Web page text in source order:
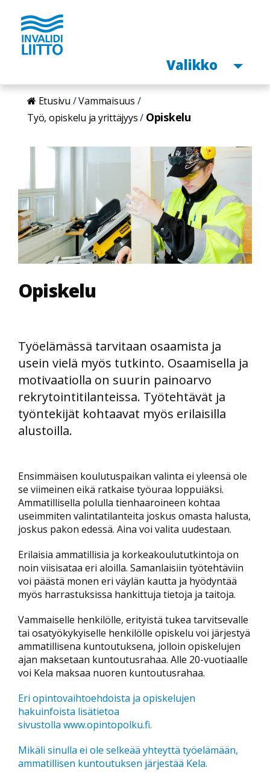
Hyppää
pääsisältöön
Avaa
Valikko
Etusivu
Vammaisuus
Työ, opiskelu ja yrittäjyys
Opiskelu
Opiskelu
Työelämässä tarvitaan osaamista ja
usein vielä myös tutkinto. Osaamisella ja
motivaatiolla on suurin painoarvo
rekrytointitilanteissa. Työtehtävät ja
työntekijät kohtaavat myös erilaisilla
alustoilla.
Ensimmäisen koulutuspaikan valinta ei yleensä ole
se viimeinen eikä ratkaise työuraa loppuiäksi.
Ammatillisella polulla tienhaaroineen kohtaa
useimmiten valintatilanteita joskus omasta halusta,
joskus pakon edessä. Aina voi valita uudestaan.
Erilaisia ammatillisia ja korkeakoulututkintoja on
noin viisisataa eri aloilla. Samanlaisiin työtehtäviin
voi päästä monen eri väylän kautta ja hyödyntää
myös harrastuksissa hankittuja tietoja ja taitoja.
Vammaiselle henkilölle, erityistä tukea tarvitsevalle
tai osatyökykyiselle henkilölle opiskelu voi järjestyä
ammatillisena kuntoutuksena, jolloin opiskelujen
ajan maksetaan kuntoutusrahaa. Alle 20-vuotiaalle
voi Kela maksaa nuoren kuntoutusrahaa.
Eri opintovaihtoehdoista ja opiskelujen
hakuinfoista lisätietoa
sivustolla www.opintopolku.fi.
Mikäli sinulla ei ole selkeää yhteyttä työelämään,
ammatillisen kuntoutuksen järjestää Kela.